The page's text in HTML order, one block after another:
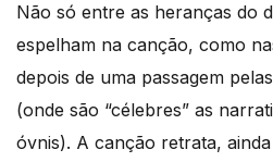
Não só entre as heranças do
espelham na canção, como
depois de uma passagem
(onde são “célebres” as
óvnis). A canção retrata,